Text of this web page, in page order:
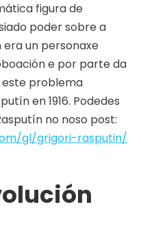
figura de
poder sobre a
un personaxe
e por parte da
este problema
en 1916. Podedes
no noso post:
gl/grigori-rasputin/